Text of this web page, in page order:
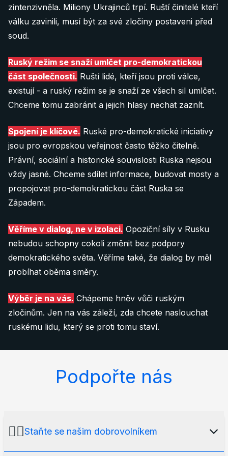
zintenzivněla. Miliony Ukrajinců trpí. Ruští činitelé kteří
válku zavinili, musí být za své zločiny postaveni před
soud.
Ruský režim se snaží umlčet pro-demokratickou
část společnosti. Ruští lidé, kteří jsou proti válce,
existují - a ruský režim se je snaží ze všech sil umlčet.
Chceme tomu zabránit a jejich hlasy nechat zaznít.
Spojení je klíčové. Ruské pro-demokratické iniciativy
jsou pro evropskou veřejnost často těžko čitelné.
Právní, sociální a historické souvislosti Ruska nejsou
vždy jasné. Chceme sdílet informace, budovat mosty a
propojovat pro-demokratickou část Ruska se
Západem.
Věříme v dialog, ne v izolaci. Opoziční síly v Rusku
nebudou schopny cokoli změnit bez podpory
demokratického světa. Věříme také, že dialog by měl
probíhat oběma směry.
Výběr je na vás. Chápeme hněv vůči ruským
zločinům. Jen na vás záleží, zda chcete naslouchat
ruskému lidu, který se proti tomu staví.
Podpořte nás
🙋‍♂️Staňte se našim dobrovolníkem